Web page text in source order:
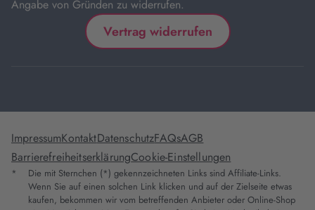
Angabe von Gründen zu widerrufen.
Vertrag widerrufen
ImpressumKontaktDatenschutzFAQsAGB
BarrierefreiheitserklärungCookie-Einstellungen
*
Die mit Sternchen (*) gekennzeichneten Links sind Affiliate-Links.
Wenn Sie auf einen solchen Link klicken und auf der Zielseite etwas
kaufen, bekommen wir vom betreffenden Anbieter oder Online-Shop